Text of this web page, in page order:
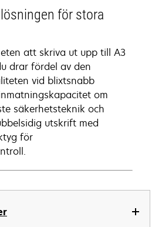
för stora
att skriva ut upp till A3
drar fördel av den
vid blixtsnabb
om
säkerhetsteknik och
utskrift med
för